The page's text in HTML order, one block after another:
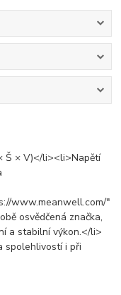
Š × V)</li><li>Napětí
www.meanwell.com/"
osvědčená značka,
a stabilní výkon.</li>
spolehlivostí i při